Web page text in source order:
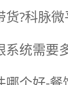
系统需要